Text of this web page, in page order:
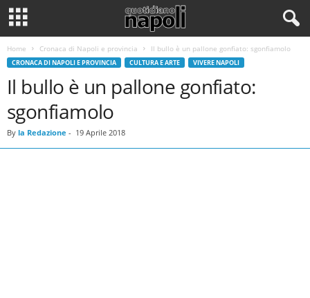
Home Cronaca di Napoli e provincia Il bullo è un pallone gonfiato: sgonfiamolo
CRONACA DI NAPOLI E PROVINCIA CULTURA E ARTE VIVERE NAPOLI
Il bullo è un pallone gonfiato:
sgonfiamolo
By la Redazione - 19 Aprile 2018